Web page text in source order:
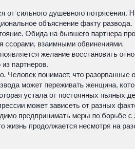
сильного душевного
объяснение факту развода.
Обида на бывшего партнера
ссорами, взаимными обвинениями.
желание восстановить
партнеров.
понимает, что разорванные
может переживать женщина,
устала от постоянных пьяных
может зависеть от разных
предпринимать меры по борьбе
жизнь продолжается несмотря на